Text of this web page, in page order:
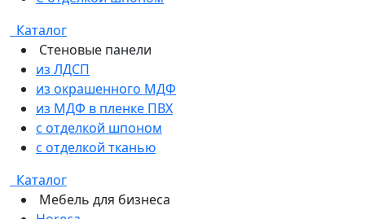
Каталог
Стеновые панели
из ЛДСП
из окрашенного МДФ
из МДФ в пленке ПВХ
с отделкой шпоном
с отделкой тканью
Каталог
Мебель для бизнеса